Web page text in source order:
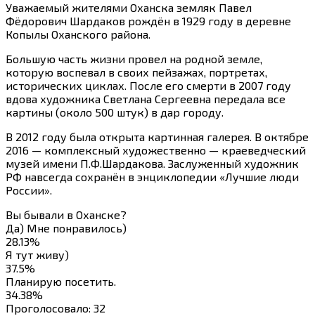
Уважаемый жителями Оханска земляк Павел
Фёдорович Шардаков рождён в 1929 году в деревне
Копылы Оханского района.
Большую часть жизни провел на родной земле,
которую воспевал в своих пейзажах, портретах,
исторических циклах. После его смерти в 2007 году
вдова художника Светлана Сергеевна передала все
картины (около 500 штук) в дар городу.
В 2012 году была открыта картинная галерея. В октябре
2016 — комплексный художественно — краеведческий
музей имени П.Ф.Шардакова. Заслуженный художник
РФ навсегда сохранён в энциклопедии «Лучшие люди
России».
Вы бывали в Оханске?
Да) Мне понравилось)
28.13%
Я тут живу)
37.5%
Планирую посетить.
34.38%
Проголосовало: 32